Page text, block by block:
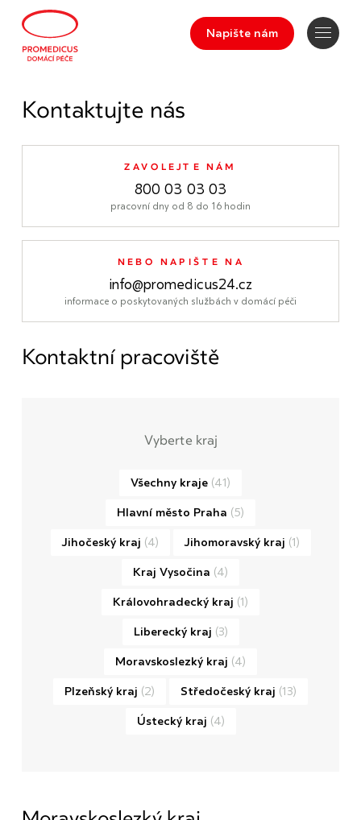
Napište nám
Kontaktujte nás
ZAVOLEJTE NÁM
800 03 03 03
pracovní dny od 8 do 16 hodin
NEBO NAPIŠTE NA
info@promedicus24.cz
informace o poskytovaných službách v domácí péči
Kontaktní pracoviště
Vyberte kraj
Všechny kraje (41)
Hlavní město Praha (5)
Jihočeský kraj (4) Jihomoravský kraj (1)
Kraj Vysočina (4)
Královohradecký kraj (1)
Liberecký kraj (3)
Moravskoslezký kraj (4)
Plzeňský kraj (2) Středočeský kraj (13)
Ústecký kraj (4)